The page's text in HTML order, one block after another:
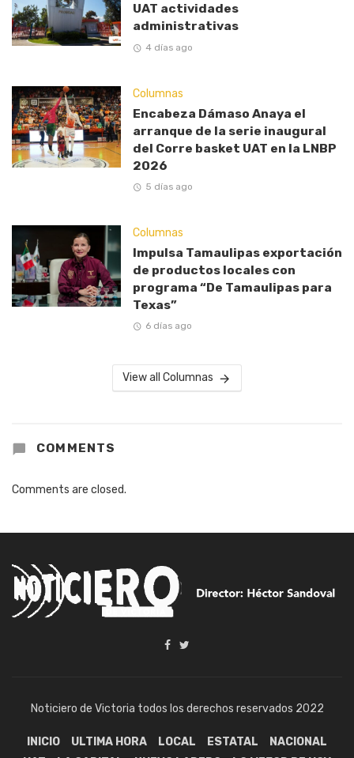
UAT actividades
administrativas
4 días ago
Columnas
Encabeza Dámaso Anaya el
arranque de la serie inaugural
del Corre basket UAT en la LNBP
2026
5 días ago
Columnas
Impulsa Tamaulipas exportación
de productos locales con
programa “De Tamaulipas para
Texas”
6 días ago
View all Columnas
COMMENTS
Comments are closed.
Noticiero de Victoria todos los derechos reservados 2022
INICIO ULTIMA HORA LOCAL ESTATAL
NACIONAL